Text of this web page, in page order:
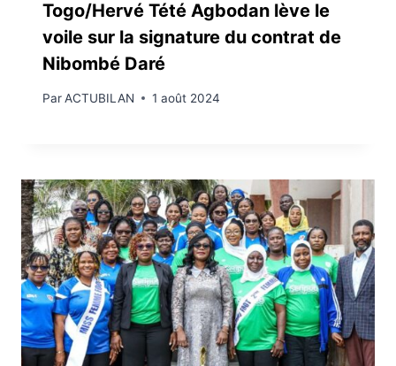
Togo/Hervé Tété Agbodan lève le
voile sur la signature du contrat de
Nibombé Daré
ParACTUBILAN 1 août 2024